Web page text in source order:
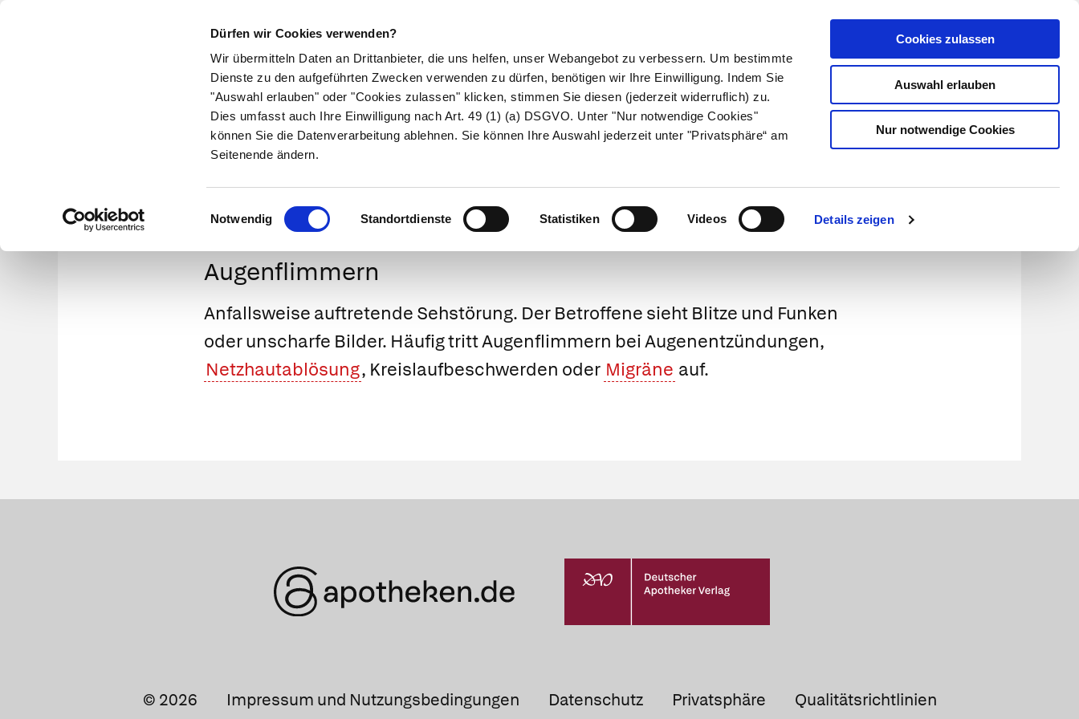
Dürfen wir Cookies verwenden?
Wir übermitteln Daten an Drittanbieter, die uns helfen, unser Webangebot zu verbessern. Um bestimmte
Dienste zu den aufgeführten Zwecken verwenden zu dürfen, benötigen wir Ihre Einwilligung. Indem Sie
"Auswahl erlauben" oder "Cookies zulassen" klicken, stimmen Sie diesen (jederzeit widerruflich) zu.
Dies umfasst auch Ihre Einwilligung nach Art. 49 (1) (a) DSGVO. Unter "Nur notwendige Cookies"
können Sie die Datenverarbeitung ablehnen. Sie können Ihre Auswahl jederzeit unter "Privatsphäre“ am
Seitenende ändern.
Einwilligungsauswahl
Notwendig Standortdienste Statistiken Videos Details zeigen
Cookies zulassen
Auswahl erlauben
Nur notwendige Cookies
Kundenlogin
Suche
Symptome Therapie Medikamente Naturheilkunde Eltern & Kind Gesund leben Über uns
Medizinlexikon
Augenflimmern
Anfallsweise auftretende Sehstörung. Der Betroffene sieht Blitze und Funken
oder unscharfe Bilder. Häufig tritt Augenflimmern bei Augenentzündungen,
Netzhautablösung, Kreislaufbeschwerden oder Migräne auf.
© 2026 Impressum und Nutzungsbedingungen Datenschutz Privatsphäre Qualitätsrichtlinien